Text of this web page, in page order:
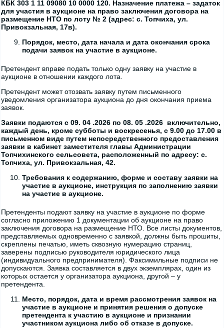
КБК 303 1 11 09080 10 0000 120. Назначение платежа – задаток
для участия в аукционе на право заключения договора на
размещение НТО по лоту № 2 (адрес: с. Топчиха, ул.
Привокзальная, 17в).
Порядок, место, дата начала и дата окончания срока
подачи заявок на участие в аукционе.
Претендент вправе подать только одну заявку на участие в
аукционе в отношении каждого лота.
Претендент может отозвать заявку путем письменного
уведомления организатора аукциона до дня окончания приема
заявок.
Заявки подаются с 09. 04 .2026 по 08. 05 .2026 включительно,
каждый день, кроме субботы и воскресенья, с 9.00 до 17.00 в
письменном виде путем непосредственного предоставления
заявки в кабинет заместителя главы Администрации
Топчихинского сельсовета, расположенный по адресу: с.
Топчиха, ул. Привокзальная, 42.
Требования к содержанию, форме и составу заявки на
участие в аукционе, инструкция по заполнению заявки
на участие в аукционе.
Претенденты подают заявку на участие в аукционе по форме
согласно приложению 1 документации об аукционе на право
заключения договора на размещение НТО. Все листы документов,
представляемых одновременно с заявкой, должны быть прошиты,
скреплены печатью, иметь сквозную нумерацию страниц,
заверены подписью руководителя юридического лица
(индивидуального предпринимателя). Факсимильные подписи не
допускаются. Заявка составляется в двух экземплярах, один из
которых остается у организатора аукциона, другой – у
претендента.
Место, порядок, дата и время рассмотрения заявок на
участие в аукционе и принятия решения о допуске
претендента к участию в аукционе и признании
участником аукциона либо об отказе в допуске.